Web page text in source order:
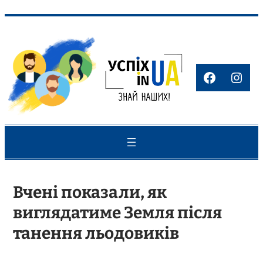
вмісту
Вчені показали, як
виглядатиме Земля після
танення льодовиків